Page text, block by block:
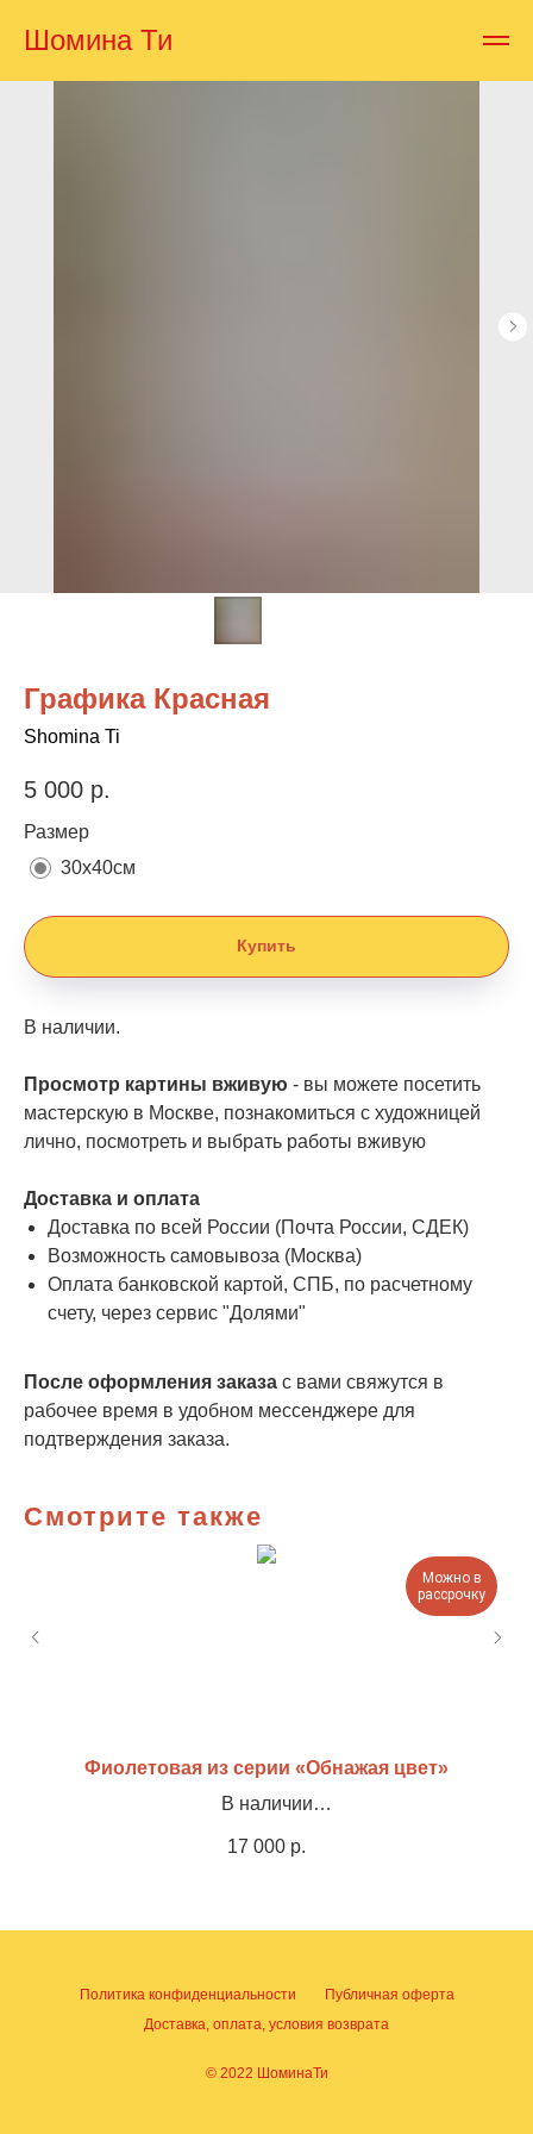
Шомина Ти
Графика Красная
Shomina Ti
5 000 р.
Размер
30х40см
Купить
В наличии.
Просмотр картины вживую - вы можете посетить
мастерскую в Москве, познакомиться с художницей
лично, посмотреть и выбрать работы вживую
Доставка и оплата
Доставка по всей России (Почта России, СДЕК)
Возможность самовывоза (Москва)
Оплата банковской картой, СПБ, по расчетному
счету, через сервис "Долями"
После оформления заказа с вами свяжутся в
рабочее время в удобном мессенджере для
подтверждения заказа.
Смотрите также
Можно в
рассрочку
Фиолетовая из серии «Обнажая цвет»
В наличии
17 000 р.
Политика конфиденциальности
Публичная оферта
Доставка, оплата, условия возврата
© 2022 ШоминаТи